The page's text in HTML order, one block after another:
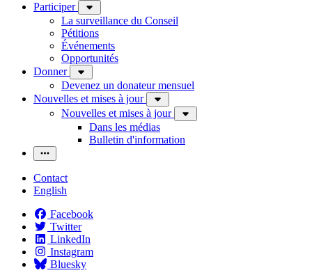
Participer
La surveillance du Conseil
Pétitions
Événements
Opportunités
Donner
Devenez un donateur mensuel
Nouvelles et mises à jour
Nouvelles et mises à jour
Dans les médias
Bulletin d'information
Contact
English
Facebook
Twitter
LinkedIn
Instagram
Bluesky